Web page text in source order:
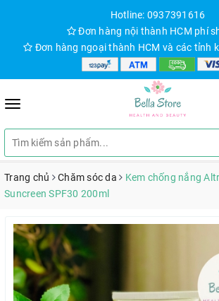
Hotline: 0937391616
Đơn hàng nội thành HCM phí
Đơn hàng ngoại thành HCM và các tỉnh
Trang chủ Chăm sóc da
Kem chống nắng
Suncreen SPF30 200ml